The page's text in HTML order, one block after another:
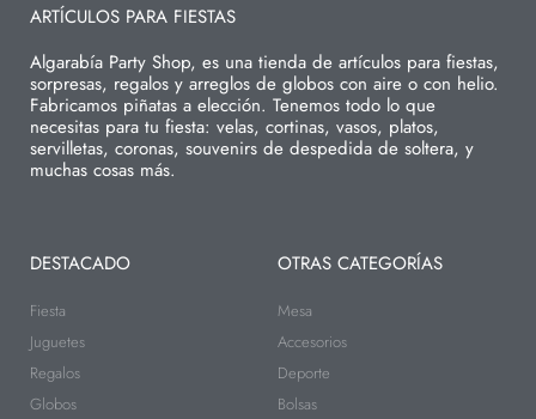
ARTÍCULOS PARA FIESTAS
Algarabía Party Shop, es una tienda de artículos para fiestas,
sorpresas, regalos y arreglos de globos con aire o con helio.
Fabricamos piñatas a elección. Tenemos todo lo que
necesitas para tu fiesta: velas, cortinas, vasos, platos,
servilletas, coronas, souvenirs de despedida de soltera, y
muchas cosas más.
DESTACADO
Fiesta
Juguetes
Regalos
Globos
OTRAS CATEGORÍAS
Mesa
Accesorios
Deporte
Bolsas